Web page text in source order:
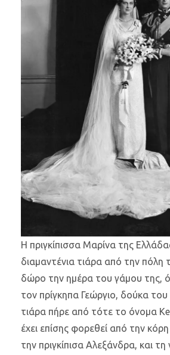
Η πριγκίπισσα Μαρίνα της
διαμαντένια τιάρα από την πόλη
δώρο την ημέρα του γάμου της,
τον πρίγκηπα Γεώργιο, δούκα
τιάρα πήρε από τότε το όνομα
έχει επίσης φορεθεί από την
την πριγκίπισα Αλεξάνδρα, και